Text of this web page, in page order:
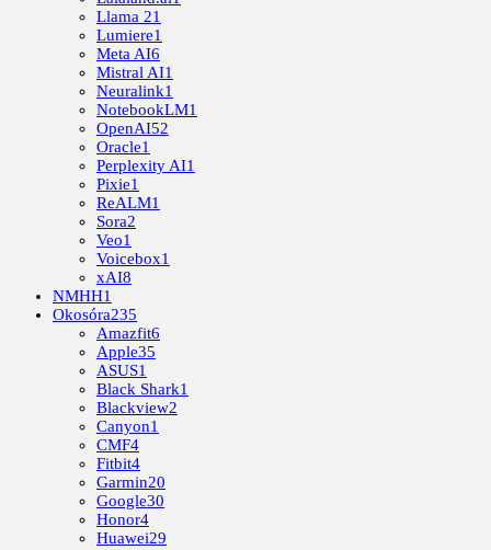
Llama 21
Lumiere1
Meta AI6
Mistral AI1
Neuralink1
NotebookLM1
OpenAI52
Oracle1
Perplexity AI1
Pixie1
ReALM1
Sora2
Veo1
Voicebox1
xAI8
NMHH1
Okosóra235
Amazfit6
Apple35
ASUS1
Black Shark1
Blackview2
Canyon1
CMF4
Fitbit4
Garmin20
Google30
Honor4
Huawei29